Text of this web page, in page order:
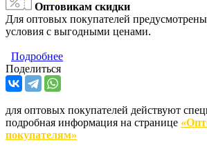
Оптовикам скидки
Для оптовых покупателей
условия с выгодными ценами.
Подробнее
Поделиться
для оптовых покупателей действуют
подробная информация на странице
покупателям»